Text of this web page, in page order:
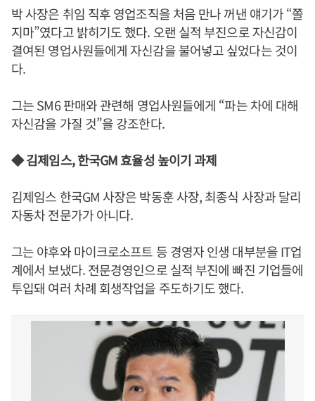
박 사장은 취임 직후 영업조직을 처음 만나 꺼낸 얘기가 “쫄
지마”였다고 밝히기도 했다. 오랜 실적 부진으로 자신감이
결여된 영업사원들에게 자신감을 불어넣고 싶었다는 것이
다.
그는 SM6 판매와 관련해 영업사원들에게 “파는 차에 대해
자신감을 가질 것”을 강조한다.
◆ 김제임스, 한국GM 효율성 높이기 과제
김제임스 한국GM 사장은 박동훈 사장, 최종식 사장과 달리
자동차 전문가가 아니다.
그는 야후와 마이크로소프트 등 경영자 인생 대부분을 IT업
계에서 보냈다. 전문경영인으로 실적 부진에 빠진 기업들에
투입돼 여러 차례 회생작업을 주도하기도 했다.